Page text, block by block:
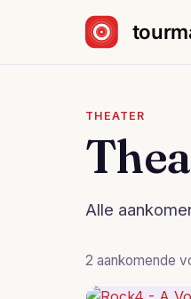
THEATER
Alle
2 aankomende